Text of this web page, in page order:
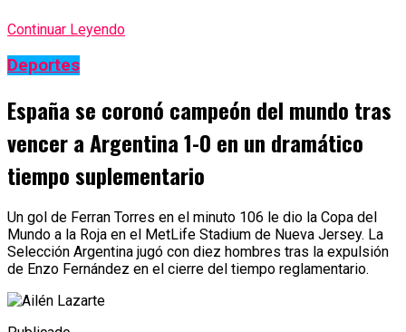
Continuar Leyendo
Deportes
España se coronó campeón del mundo tras
vencer a Argentina 1-0 en un dramático
tiempo suplementario
Un gol de Ferran Torres en el minuto 106 le dio la Copa del
Mundo a la Roja en el MetLife Stadium de Nueva Jersey. La
Selección Argentina jugó con diez hombres tras la expulsión
de Enzo Fernández en el cierre del tiempo reglamentario.